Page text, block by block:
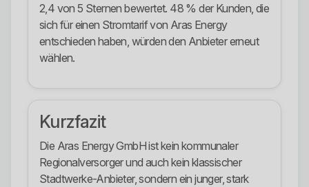
2,4 von 5 Sternen bewertet. 48 % der Kunden, die
sich für einen Stromtarif von Aras Energy
entschieden haben, würden den Anbieter erneut
wählen.
Kurzfazit
Die Aras Energy GmbH ist kein kommunaler
Regionalversorger und auch kein klassischer
Stadtwerke-Anbieter, sondern ein junger, stark